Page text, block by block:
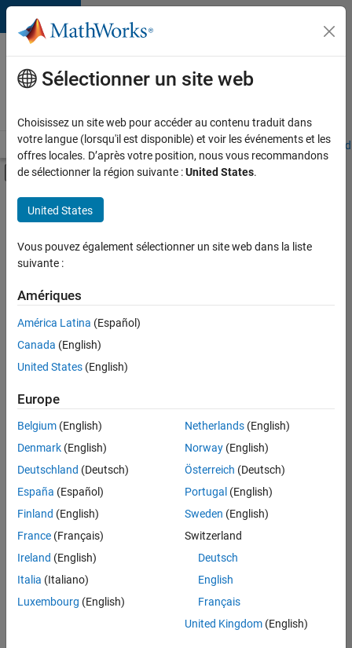
Passer au contenu
Votre
carrière
chez
Accueil Explorer nos opportunités Adresses de nos bureaux
Activer/désactiver l'affichage du menu
Contenu principal
FILTRER PAR
Support client
Ventes pour l'éducation
Services marketing
Actuellement,
aucune
offre
d'emploi
correspondant
à vos
critères
de
recherche.
Vous
pouvez
élargir
votre
recherche
ou
afficher
l’ensemble
Sélectionner un site web
Choisissez un site web pour accéder au contenu traduit dans
votre langue (lorsqu'il est disponible) et voir les événements et les
offres locales. D’après votre position, nous vous recommandons
de sélectionner la région suivante :United States.
United States
Vous pouvez également sélectionner un site web dans la liste
suivante :
Amériques
América Latina (Español)
Canada (English)
United States (English)
Europe
Belgium (English)
Denmark (English)
Deutschland (Deutsch)
España (Español)
Finland (English)
France (Français)
Ireland (English)
Italia (Italiano)
Luxembourg (English)
Netherlands(English)
Norway(English)
Österreich (Deutsch)
Portugal (English)
Sweden (English)
Switzerland
Deutsch
English
Français
United Kingdom(English)